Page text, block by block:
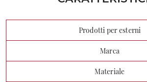
Prodotti per esterni
Marca
Materiale